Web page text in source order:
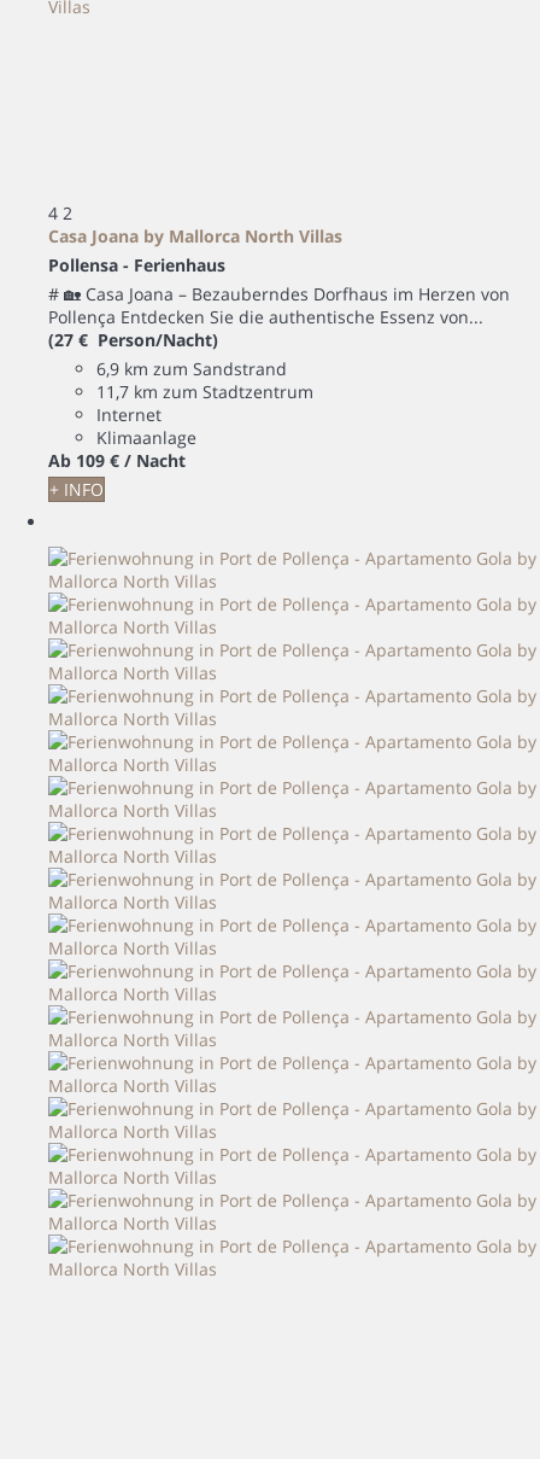
4 2
Casa Joana by Mallorca North Villas
Pollensa - Ferienhaus
# 🏡 Casa Joana – Bezauberndes Dorfhaus im Herzen von
Pollença Entdecken Sie die authentische Essenz von...
(27 € Person/Nacht)
6,9 km zum Sandstrand
11,7 km zum Stadtzentrum
Internet
Klimaanlage
Ab 109 € / Nacht
+ INFO